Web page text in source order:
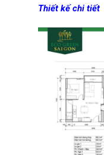
Thiết kế chi tiết